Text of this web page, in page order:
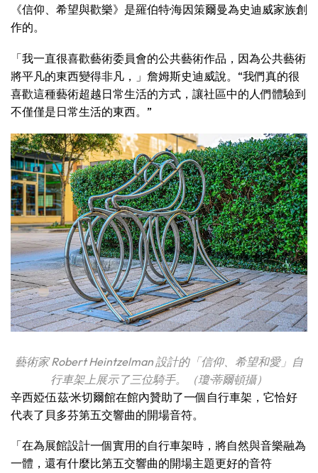
《信仰、希望與歡樂》是羅伯特·海因策爾曼為史迪威家族創
作的。
「我一直很喜歡藝術委員會的公共藝術作品，因為公共藝術
將平凡的東西變得非凡，」詹姆斯史迪威說。“我們真的很
喜歡這種藝術超越日常生活的方式，讓社區中的人們體驗到
不僅僅是日常生活的東西。”
藝術家 Robert Heintzelman 設計的「信仰、希望和愛」自
行車架上展示了三位騎手。（瓊·蒂爾頓攝）
辛西婭·伍茲·米切爾館在館內贊助了一個自行車架，它恰好
代表了貝多芬第五交響曲的開場音符。
「在為展館設計一個實用的自行車架時，將自然與音樂融為
一體，還有什麼比第五交響曲的開場主題更好的音符